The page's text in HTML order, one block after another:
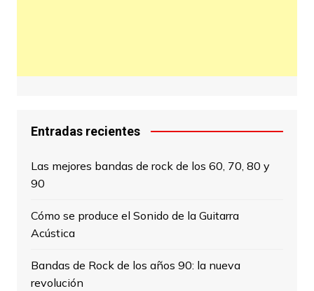
Entradas recientes
Las mejores bandas de rock de los 60, 70, 80 y
90
Cómo se produce el Sonido de la Guitarra
Acústica
Bandas de Rock de los años 90: la nueva
revolución